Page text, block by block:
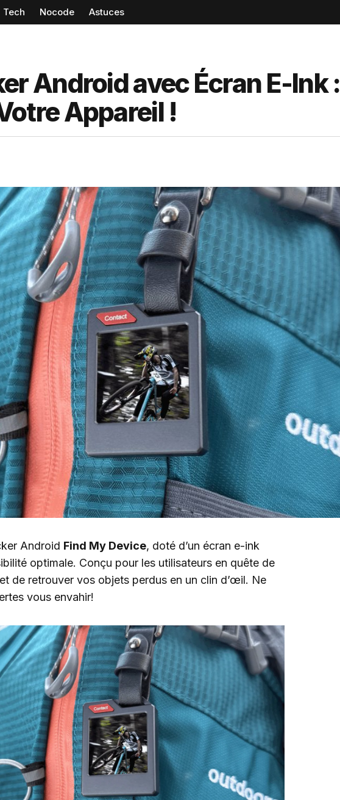
Tech Nocode Astuces
Android avec Écran E-Ink :
Appareil !
Android Find My Device, doté d’un écran e-ink
optimale. Conçu pour les utilisateurs en quête de
de retrouver vos objets perdus en un clin d’œil. Ne
vous envahir!